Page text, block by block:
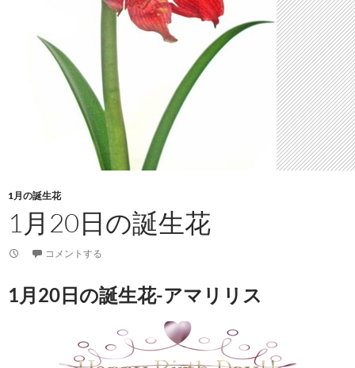
1月の誕生花
1月20日の誕生花
コメントする
1月20日の誕生花-アマリリス